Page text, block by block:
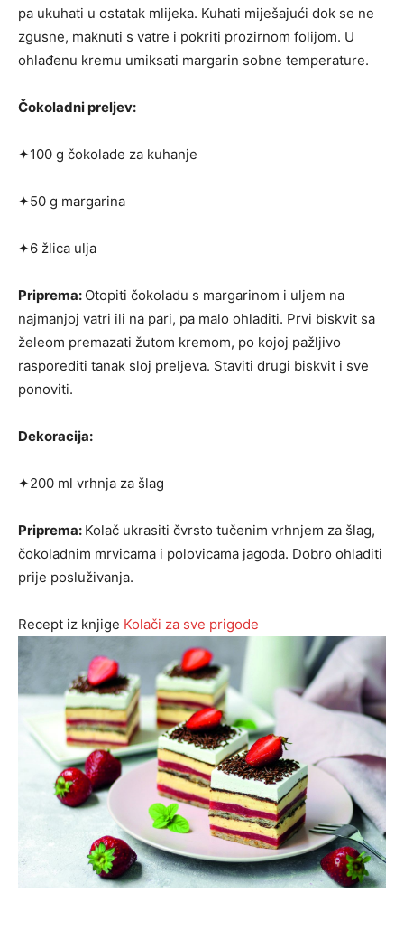
pa ukuhati u ostatak mlijeka. Kuhati miješajući dok se ne
zgusne, maknuti s vatre i pokriti prozirnom folijom. U
ohlađenu kremu umiksati margarin sobne temperature.
Čokoladni preljev:
✦100 g čokolade za kuhanje
✦50 g margarina
✦6 žlica ulja
Priprema: Otopiti čokoladu s margarinom i uljem na
najmanjoj vatri ili na pari, pa malo ohladiti. Prvi biskvit sa
želeom premazati žutom kremom, po kojoj pažljivo
rasporediti tanak sloj preljeva. Staviti drugi biskvit i sve
ponoviti.
Dekoracija:
✦200 ml vrhnja za šlag
Priprema: Kolač ukrasiti čvrsto tučenim vrh­njem za šlag,
čokoladnim mrvicama i polovica­ma jagoda. Dobro ohladiti
prije posluživanja.
Recept iz knjige Kolači za sve prigode